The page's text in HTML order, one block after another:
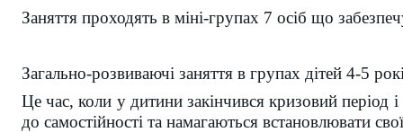
Заняття проходять в міні-групах 7 осіб що
Загально-розвиваючі заняття в групах дітей 4-5
Це час, коли у дитини закінчився кризовий період
до самостійності та намагаються встановлювати